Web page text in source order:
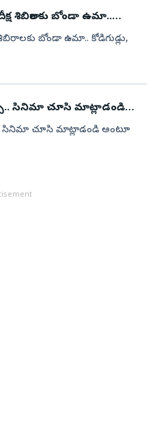
శిబిరాలకు బోండా ఉమా..
బోండా ఉమా.. కోడిగుడ్లు,
సినిమా చూసి మాట్లాడండి
సినిమా చూసి మాట్లాడండి అంటూ